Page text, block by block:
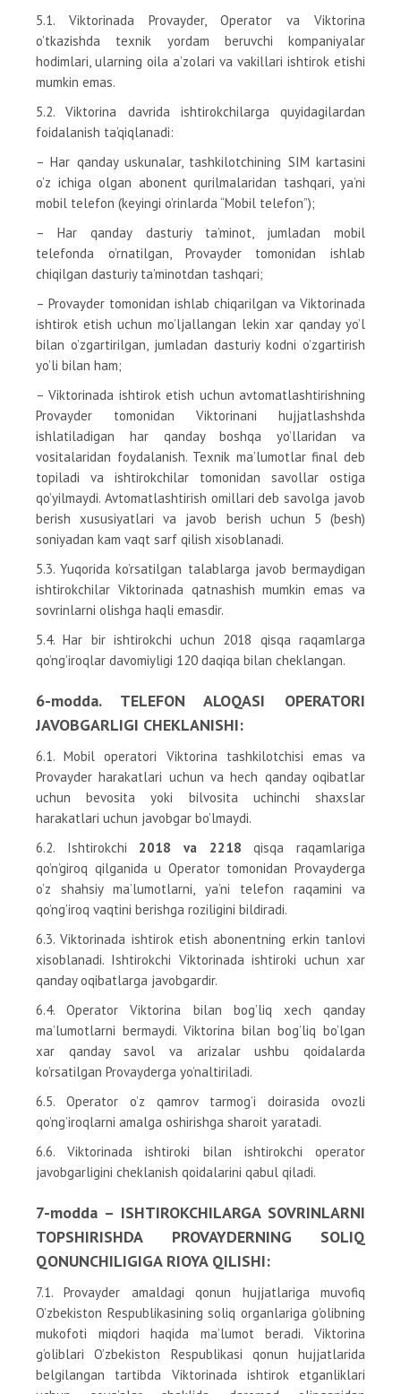
5.1. Viktorinada Provayder, Operator va Viktorina
o’tkazishda texnik yordam beruvchi kompaniyalar
hodimlari, ularning oila a’zolari va vakillari ishtirok etishi
mumkin emas.
5.2. Viktorina davrida ishtirokchilarga quyidagilardan
foidalanish ta’qiqlanadi:
– Har qanday uskunalar, tashkilotchining SIM kartasini
o’z ichiga olgan abonent qurilmalaridan tashqari, ya’ni
mobil telefon (keyingi o’rinlarda “Mobil telefon”);
– Har qanday dasturiy ta’minot, jumladan mobil
telefonda o’rnatilgan, Provayder tomonidan ishlab
chiqilgan dasturiy ta’minotdan tashqari;
– Provayder tomonidan ishlab chiqarilgan va Viktorinada
ishtirok etish uchun mo’ljallangan lekin xar qanday yo’l
bilan o’zgartirilgan, jumladan dasturiy kodni o’zgartirish
yo’li bilan ham;
– Viktorinada ishtirok etish uchun avtomatlashtirishning
Provayder tomonidan Viktorinani hujjatlashshda
ishlatiladigan har qanday boshqa yo’llaridan va
vositalaridan foydalanish. Texnik ma’lumotlar final deb
topiladi va ishtirokchilar tomonidan savollar ostiga
qo’yilmaydi. Avtomatlashtirish omillari deb savolga javob
berish xususiyatlari va javob berish uchun 5 (besh)
soniyadan kam vaqt sarf qilish xisoblanadi.
5.3. Yuqorida ko’rsatilgan talablarga javob bermaydigan
ishtirokchilar Viktorinada qatnashish mumkin emas va
sovrinlarni olishga haqli emasdir.
5.4. Har bir ishtirokchi uchun 2018 qisqa raqamlarga
qo’ng’iroqlar davomiyligi 120 daqiqa bilan cheklangan.
6-modda. TELEFON ALOQASI OPERATORI
JAVOBGARLIGI CHEKLANISHI:
6.1. Mobil operatori Viktorina tashkilotchisi emas va
Provayder harakatlari uchun va hech qanday oqibatlar
uchun bevosita yoki bilvosita uchinchi shaxslar
harakatlari uchun javobgar bo’lmaydi.
6.2. Ishtirokchi 2018 va 2218 qisqa raqamlariga
qo’n’giroq qilganida u Operator tomonidan Provayderga
o’z shahsiy ma’lumotlarni, ya’ni telefon raqamini va
qo’ng’iroq vaqtini berishga roziligini bildiradi.
6.3. Viktorinada ishtirok etish abonentning erkin tanlovi
xisoblanadi. Ishtirokchi Viktorinada ishtiroki uchun xar
qanday oqibatlarga javobgardir.
6.4. Operator Viktorina bilan bog’liq xech qanday
ma’lumotlarni bermaydi. Viktorina bilan bog’liq bo’lgan
xar qanday savol va arizalar ushbu qoidalarda
ko’rsatilgan Provayderga yo’naltiriladi.
6.5. Operator o’z qamrov tarmog’i doirasida ovozli
qo’ng’iroqlarni amalga oshirishga sharoit yaratadi.
6.6. Viktorinada ishtiroki bilan ishtirokchi operator
javobgarligini cheklanish qoidalarini qabul qiladi.
7-modda – ISHTIROKCHILARGA SOVRINLARNI
TOPSHIRISHDA PROVAYDERNING SOLIQ
QONUNCHILIGIGA RIOYA QILISHI:
7.1. Provayder amaldagi qonun hujjatlariga muvofiq
O’zbekiston Respublikasining soliq organlariga g’olibning
mukofoti miqdori haqida ma’lumot beradi. Viktorina
g’oliblari O’zbekiston Respublikasi qonun hujjatlarida
belgilangan tartibda Viktorinada ishtirok etganliklari